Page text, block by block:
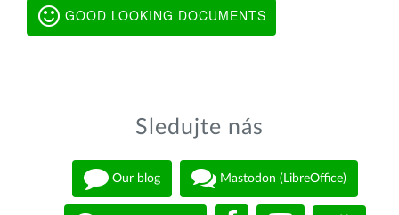
GOOD LOOKING DOCUMENTS
Sledujte nás
Our blog Mastodon (LibreOffice)